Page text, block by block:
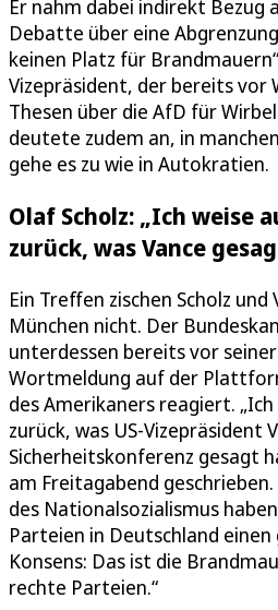
Er nahm dabei indirekt Bezug
Debatte über eine
keinen Platz für
Vizepräsident, der bereits vor
Thesen über die AfD für
deutete zudem an, in
gehe es zu wie in Autokratien.
Olaf Scholz: „Ich weise
zurück, was Vance
Ein Treffen zischen Scholz und
München nicht. Der
unterdessen bereits vor
Wortmeldung auf der
des Amerikaners reagiert.
zurück, was US-Vizepräsident
Sicherheitskonferenz gesagt
am Freitagabend
des Nationalsozialismus
Parteien in Deutschland
Konsens: Das ist die
rechte Parteien.“